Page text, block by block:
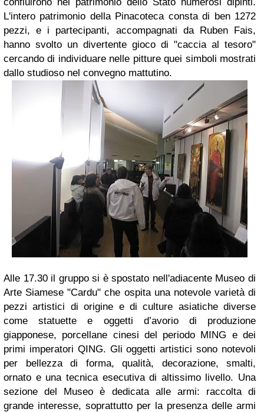
L'intero patrimonio della Pinacoteca consta di ben 1272
pezzi, e i partecipanti, accompagnati da Ruben Fais,
hanno svolto un divertente gioco di "caccia al tesoro"
cercando di individuare nelle pitture quei simboli mostrati
dallo studioso nel convegno mattutino.
Alle 17.30 il gruppo si è spostato nell'adiacente Museo di
Arte Siamese "Cardu" che ospita una notevole varietà di
pezzi artistici di origine e di culture asiatiche diverse
come statuette e oggetti d’avorio di produzione
giapponese, porcellane cinesi del periodo MING e dei
primi imperatori QING. Gli oggetti artistici sono notevoli
per bellezza di forma, qualità, decorazione, smalti,
ornato e una tecnica esecutiva di altissimo livello. Una
sezione del Museo è dedicata alle armi: raccolta di
grande interesse, soprattutto per la presenza delle armi